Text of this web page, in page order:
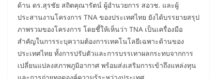
ด้าน ดร.สุรชัย สถิตคุณารัตน์ ผู้อำนวยการ สอวช. และผู้
ประสานงานโครงการ TNA ของประเทศไทย ยังได้บรรยายสรุป
ภาพรวมของโครงการ โดยชี้ให้เห็นว่า TNA เป็นเครื่องมือ
สำคัญในการระบุความต้องการเทคโนโลยีเฉพาะด้านของ
ประเทศไทย ทั้งการปรับตัวและการบรรเทาผลกระทบจากการ
เปลี่ยนแปลงสภาพภูมิอากาศ พร้อมส่งเสริมการเข้าถึงแหล่งทุน